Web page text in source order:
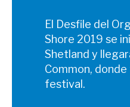
El Desfile del
Shore 2019 se
Shetland y
Common,
festival.